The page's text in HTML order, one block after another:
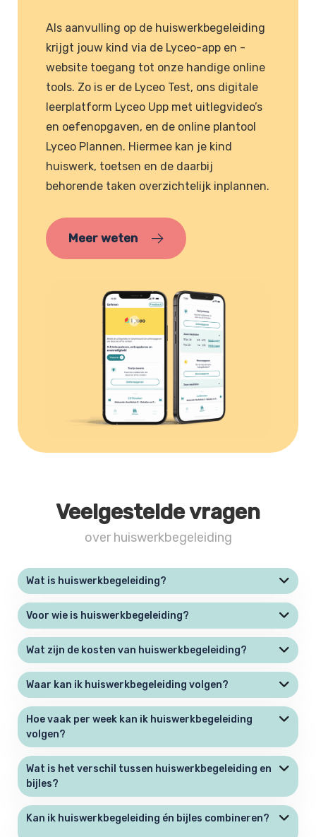
Als aanvulling op de huiswerkbegeleiding
krijgt jouw kind via de Lyceo-app en -
website toegang tot onze handige online
tools. Zo is er de Lyceo Test, ons digitale
leerplatform Lyceo Upp met uitlegvideo’s
en oefenopgaven, en de online plantool
Lyceo Plannen. Hiermee kan je kind
huiswerk, toetsen en de daarbij
behorende taken overzichtelijk inplannen.
Meer weten
Veelgestelde vragen
over huiswerkbegeleiding
Wat is huiswerkbegeleiding?
Voor wie is huiswerkbegeleiding?
Wat zijn de kosten van huiswerkbegeleiding?
Waar kan ik huiswerkbegeleiding volgen?
Hoe vaak per week kan ik huiswerkbegeleiding
volgen?
Wat is het verschil tussen huiswerkbegeleiding en
bijles?
Kan ik huiswerkbegeleiding én bijles combineren?